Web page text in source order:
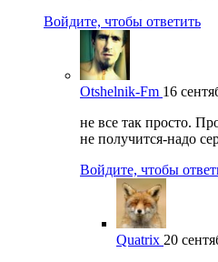
Войдите, чтобы ответить
Otshelnik-Fm 16
не все так просто.
не получится-надо
Войдите, чтобы
Quatrix 20